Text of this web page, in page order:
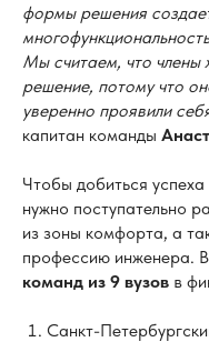
формы решения
Мы считаем, что
решение, потому что
уверенно проявили
капитан команды
Чтобы добиться
нужно поступательно
из зоны комфорта, а
профессию инженера.
команд из 9 вузов в
Санкт-